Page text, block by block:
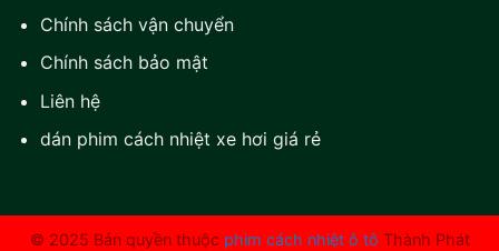
Chính sách vận chuyển
Chính sách bảo mật
Liên hệ
dán phim cách nhiệt xe hơi giá rẻ
© 2025 Bản quyền thuộc phim cách nhiệt ô tô Thành Phát